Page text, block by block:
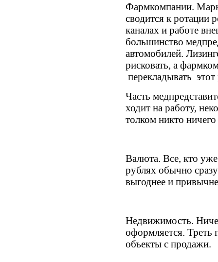
Фармкомпании.
сводится к ротации
каналах и работе
большинство
автомобилей.
рисковать, а
перекладывать этот
Часть
ходит на работу,
толком никто ничего
Валюта. Все, кто
рублях обычно
выгоднее и
Недвижимость.
оформляется. Треть
объекты с продажи.